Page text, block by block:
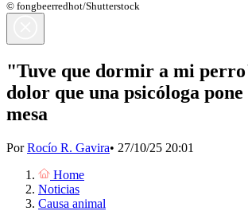
© fongbeerredhot/Shutterstock
"Tuve que dormir a mi
dolor que una psicóloga pone
mesa
PorRocío R. Gavira• 27/10/25 20:01
Home
Noticias
Causa animal